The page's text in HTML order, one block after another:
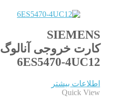
SIEMENS
کارت خروجی آنالوگ
6ES5470-4UC12
اطلاعات بیشتر
Quick View